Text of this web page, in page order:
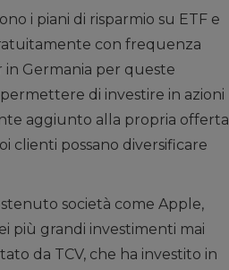
i piani di risparmio su ETF e
con frequenza
in Germania per queste
di investire in azioni
aggiunto alla propria offerta
clienti possano diversificare
società come Apple,
più grandi investimenti mai
da TCV, che ha investito in